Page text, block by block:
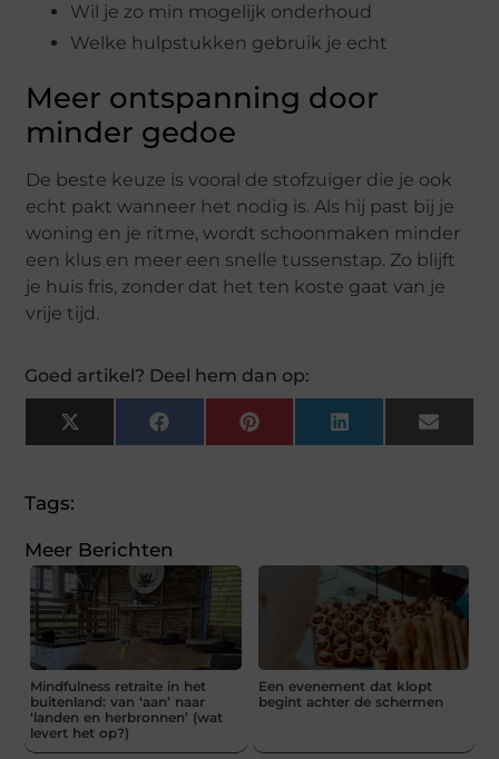
Wil je zo min mogelijk onderhoud
Welke hulpstukken gebruik je echt
Meer ontspanning door
minder gedoe
De beste keuze is vooral de stofzuiger die je ook
echt pakt wanneer het nodig is. Als hij past bij je
woning en je ritme, wordt schoonmaken minder
een klus en meer een snelle tussenstap. Zo blijft
je huis fris, zonder dat het ten koste gaat van je
vrije tijd.
Goed artikel? Deel hem dan op:
X
(Twitter)
FacebookPinterestLinkedInEmail
Tags:
Meer Berichten
Mindfulness retraite in het
buitenland: van ‘aan’ naar
‘landen en herbronnen’ (wat
levert het op?)
Een evenement dat klopt
begint achter de schermen